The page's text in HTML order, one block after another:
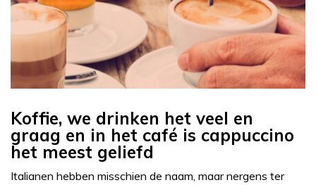
Koffie, we drinken het veel en
graag en in het café is cappuccino
het meest geliefd
Italianen hebben misschien de naam, maar nergens ter